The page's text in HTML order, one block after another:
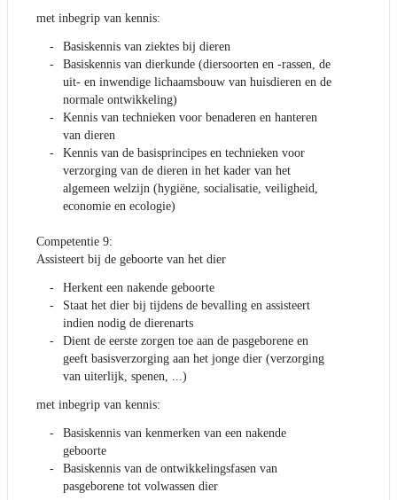
met inbegrip van kennis:
Basiskennis van ziektes bij dieren
Basiskennis van dierkunde (diersoorten en -rassen, de
uit- en inwendige lichaamsbouw van huisdieren en de
normale ontwikkeling)
Kennis van technieken voor benaderen en hanteren
van dieren
Kennis van de basisprincipes en technieken voor
verzorging van de dieren in het kader van het
algemeen welzijn (hygiëne, socialisatie, veiligheid,
economie en ecologie)
Competentie 9:
Assisteert bij de geboorte van het dier
Herkent een nakende geboorte
Staat het dier bij tijdens de bevalling en assisteert
indien nodig de dierenarts
Dient de eerste zorgen toe aan de pasgeborene en
geeft basisverzorging aan het jonge dier (verzorging
van uiterlijk, spenen, ...)
met inbegrip van kennis:
Basiskennis van kenmerken van een nakende
geboorte
Basiskennis van de ontwikkelingsfasen van
pasgeborene tot volwassen dier